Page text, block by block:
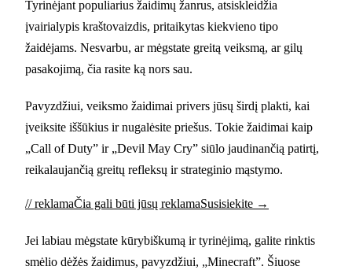
Tyrinėjant populiarius žaidimų žanrus, atsiskleidžia
įvairialypis kraštovaizdis, pritaikytas kiekvieno tipo
žaidėjams. Nesvarbu, ar mėgstate greitą veiksmą, ar gilų
pasakojimą, čia rasite ką nors sau.
Pavyzdžiui, veiksmo žaidimai privers jūsų širdį plakti, kai
įveiksite iššūkius ir nugalėsite priešus. Tokie žaidimai kaip
„Call of Duty” ir „Devil May Cry” siūlo jaudinančią patirtį,
reikalaujančią greitų refleksų ir strateginio mąstymo.
// reklamaČia gali būti jūsų reklamaSusisiekite →
Jei labiau mėgstate kūrybiškumą ir tyrinėjimą, galite rinktis
smėlio dėžės žaidimus, pavyzdžiui, „Minecraft”. Šiuose